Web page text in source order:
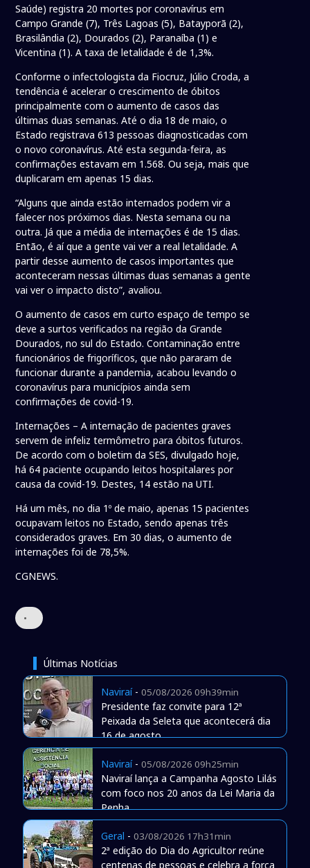
Saúde) registra 20 mortes por coronavírus em
Campo Grande (7), Três Lagoas (5), Batayporã (2),
Brasilândia (2), Dourados (2), Paranaíba (1) e
Vicentina (1). A taxa de letalidade é de 1,3%.
Conforme o infectologista da Fiocruz, Júlio Croda, a
tendência é acelerar o crescimento de óbitos
principalmente com o aumento de casos das
últimas duas semanas. Até o dia 18 de maio, o
Estado registrava 613 pessoas diagnosticadas com
o novo coronavírus. Até esta segunda-feira, as
confirmações estavam em 1.568. Ou seja, mais que
duplicaram em apenas 15 dias.
“Alguns que ainda estão internados podem vir a
falecer nos próximos dias. Nesta semana ou na
outra. Já que a média de internações é de 15 dias.
Então, é aí que a gente vai ver a real letalidade. A
partir desse aumento de casos importantes que
aconteceram nessas últimas duas semanas a gente
vai ver o impacto disto”, avaliou.
O aumento de casos em curto espaço de tempo se
deve a surtos verificados na região da Grande
Dourados, no sul do Estado. Contaminação entre
funcionários de frigoríficos, que não pararam de
funcionar durante a pandemia, acabou levando o
coronavírus para municípios ainda sem
confirmações de covid-19.
Internações – A internação de pacientes graves
servem de infeliz termômetro para óbitos futuros.
De acordo com o boletim da SES, divulgado hoje,
há 64 paciente ocupando leitos hospitalares por
causa da covid-19. Destes, 14 estão na UTI.
Há um mês, no dia 1º de maio, apenas 15 pacientes
ocupavam leitos no Estado, sendo apenas três
considerados graves. Em 30 dias, o aumento de
internações foi de 78,5%.
CGNEWS.
•
Últimas Notícias
Naviraí- 05/08/2026 09h39min
Presidente faz convite para 12ª
Peixada da Seleta que acontecerá dia
16 de agosto
Naviraí- 05/08/2026 09h25min
Naviraí lança a Campanha Agosto Lilás
com foco nos 20 anos da Lei Maria da
Penha
Geral - 03/08/2026 17h31min
2ª edição do Dia do Agricultor reúne
centenas de pessoas e celebra a força